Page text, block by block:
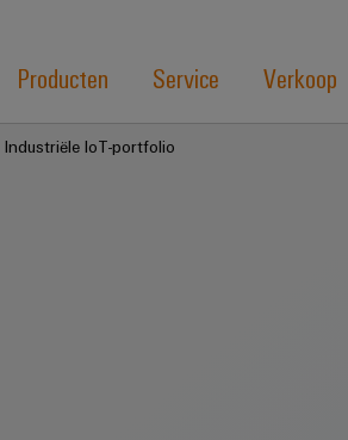
Producten Service Verkoop
Industriële IoT-portfolio